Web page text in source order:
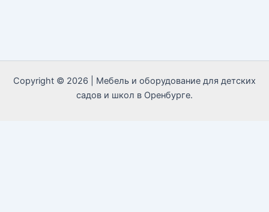
Copyright © 2026 | Мебель и оборудование для детских
садов и школ в Оренбурге.